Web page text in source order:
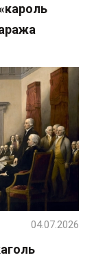
04.07.2026